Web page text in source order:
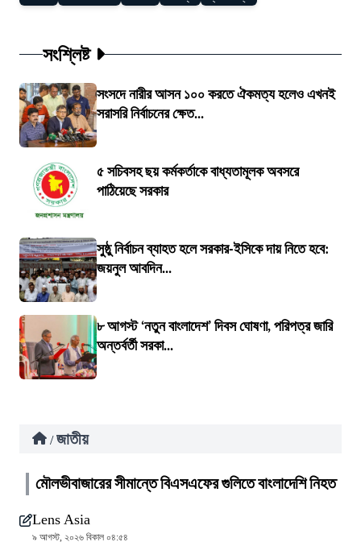
সংশ্লিষ্ট
সংসদে নারীর আসন ১০০ করতে ঐকমত্য হলেও এখনই
সরাসরি নির্বাচনের ক্ষেত...
৫ সচিবসহ ছয় কর্মকর্তাকে বাধ্যতামূলক অবসরে
পাঠিয়েছে সরকার
সুষ্ঠু নির্বাচন ব্যাহত হলে সরকার-ইসিকে দায় নিতে হবে:
জয়নুল আবদিন...
৮ আগস্ট ‘নতুন বাংলাদেশ’ দিবস ঘোষণা, পরিপত্র জারি
অন্তর্বর্তী সরকা...
/ জাতীয়
মৌলভীবাজারের সীমান্তে বিএসএফের গুলিতে বাংলাদেশি নিহত
Lens Asia
৯ আগস্ট, ২০২৬ বিকাল ০৪:৫৪